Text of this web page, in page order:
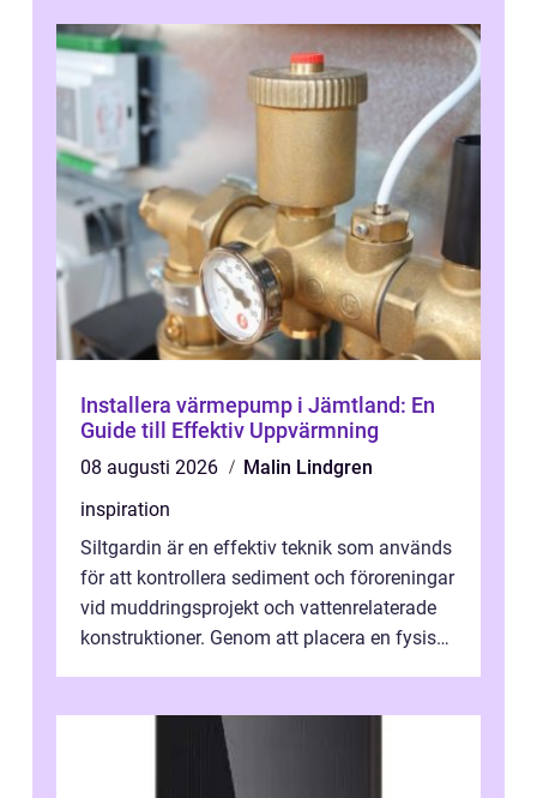
Installera värmepump i Jämtland: En
Guide till Effektiv Uppvärmning
08 augusti 2026
Malin Lindgren
inspiration
Siltgardin är en effektiv teknik som används
för att kontrollera sediment och föroreningar
vid muddringsprojekt och vattenrelaterade
konstruktioner. Genom att placera en fysisk